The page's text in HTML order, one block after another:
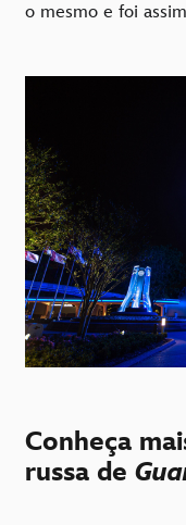
o mesmo e foi
Conheça
russa de